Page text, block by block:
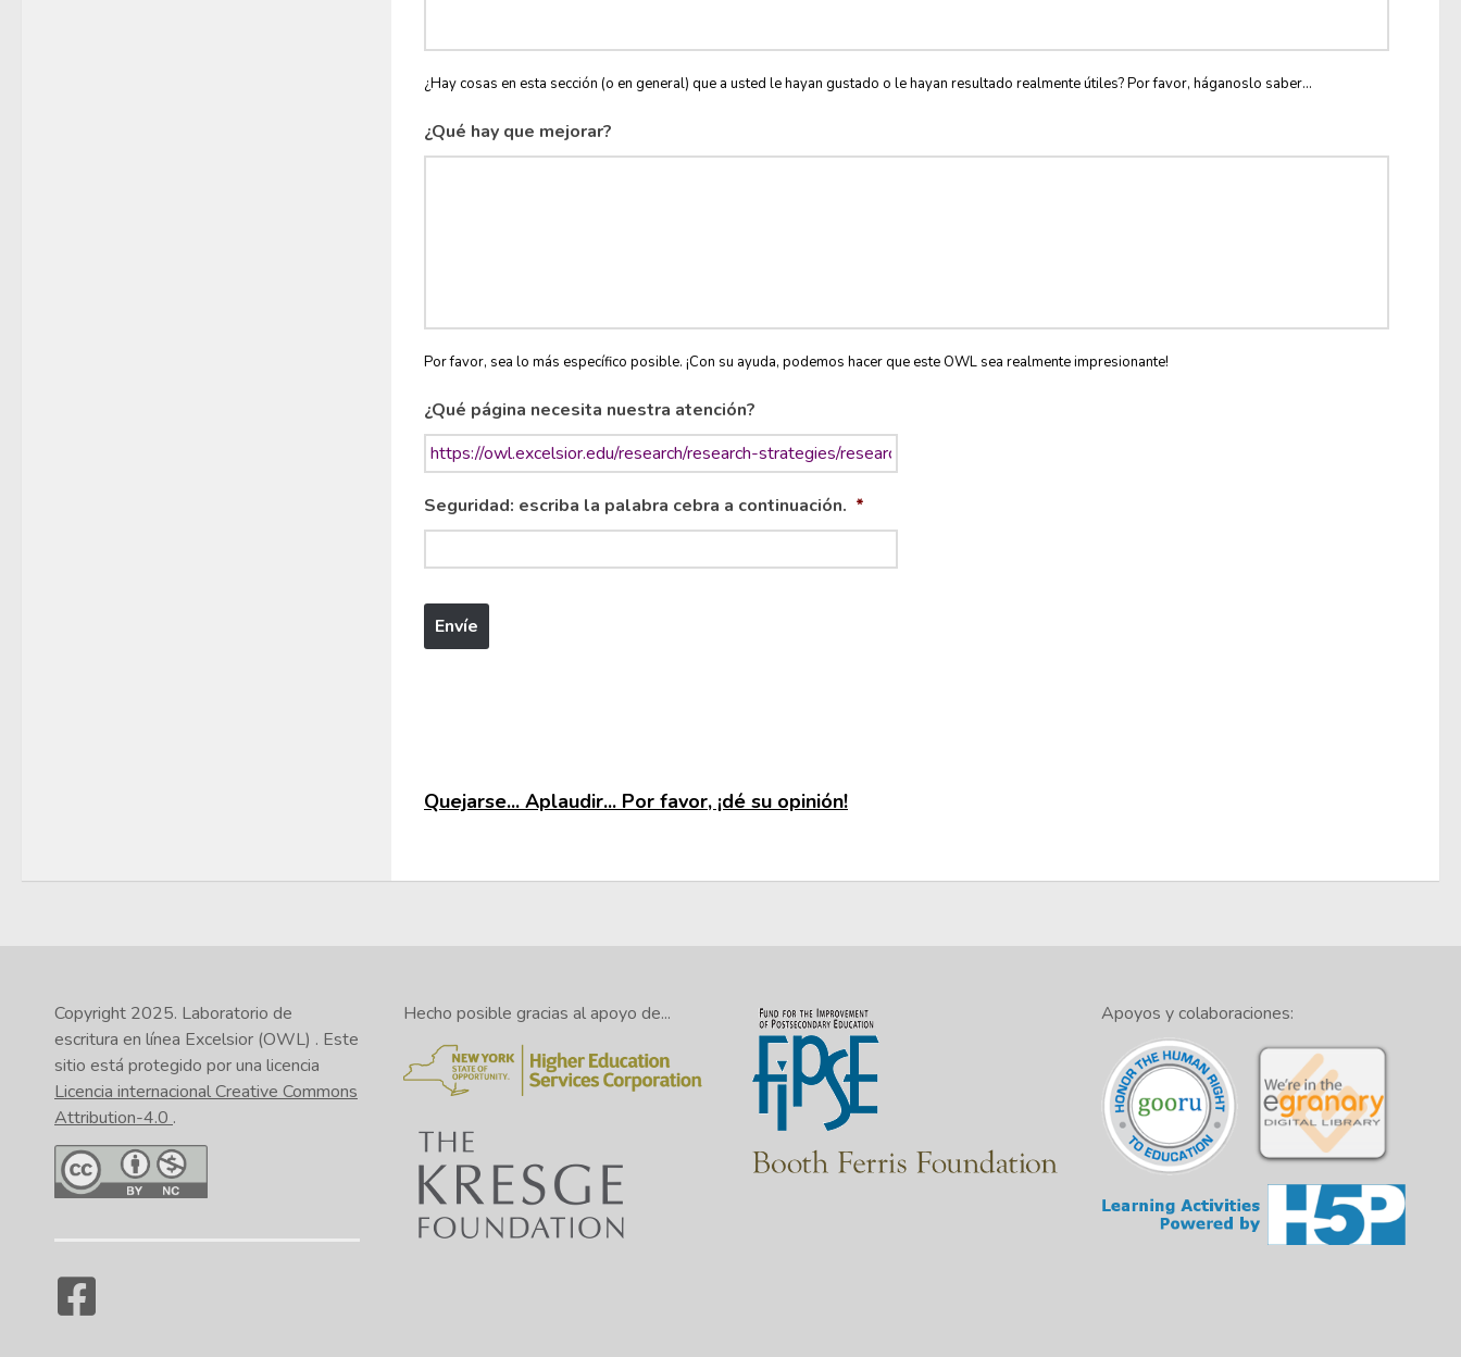
¿Hay cosas en esta sección (o en general) que a usted le hayan gustado o le hayan resultado realmente útiles? Por favor, háganoslo saber...
¿Qué hay que mejorar?
Por favor, sea lo más específico posible. ¡Con su ayuda, podemos hacer que este OWL sea realmente impresionante!
¿Qué página necesita nuestra atención?
Seguridad: escriba la palabra cebra a continuación. *
Quejarse... Aplaudir... Por favor, ¡dé su opinión!
Copyright 2025. Laboratorio de
escritura en línea Excelsior (OWL) . Este
sitio está protegido por una licencia
Licencia internacional Creative Commons
Attribution-4.0 .
Hecho posible gracias al apoyo de... Apoyos y colaboraciones: